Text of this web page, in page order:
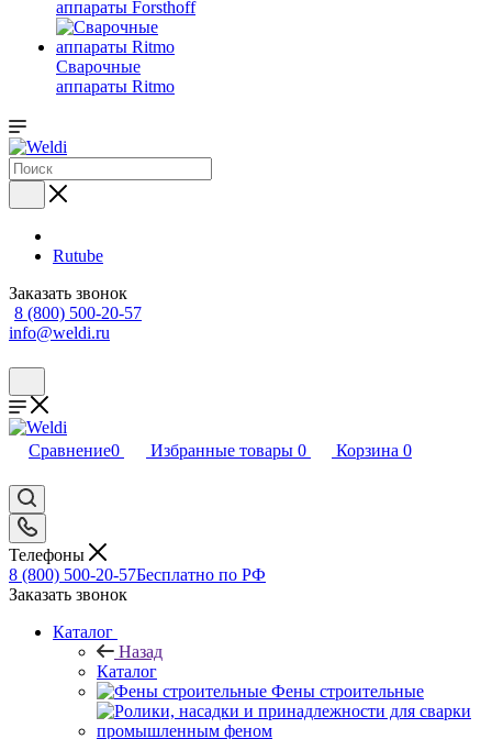
аппараты Forsthoff
Сварочные
аппараты Ritmo
Rutube
Заказать звонок
8 (800) 500-20-57
info@weldi.ru
Сравнение0 Избранные товары 0 Корзина 0
Телефоны
8 (800) 500-20-57Бесплатно по РФ
Заказать звонок
Каталог
Назад
Каталог
Фены строительные